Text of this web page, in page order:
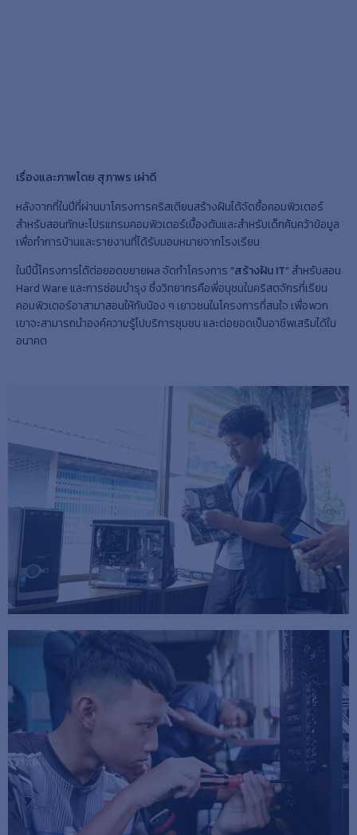
เรื่องและภาพโดย สุภาพร เผ่าดี
หลังจากที่ในปีที่ผ่านมาโครงการคริสเตียนสร้างฝันได้จัดซื้อคอมพิวเตอร์
สำหรับสอนทักษะโปรแกรมคอมพิวเตอร์เบื้องต้นและสำหรับเด็กค้นคว้าข้อมูล
เพื่อทำการบ้านและรายงานที่ได้รับมอบหมายจากโรงเรียน
ในปีนี้โครงการได้ต่อยอดขยายผล จัดทำโครงการ “สร้างฝัน IT”สำหรับสอน
Hard Ware และการซ่อมบำรุง ซึ่งวิทยากรคือพี่อนุชนในคริสตจักรที่เรียน
คอมพิวเตอร์อาสามาสอนให้กับน้อง ๆ เยาวชนในโครงการที่สนใจ เพื่อพวก
เขาจะสามารถนำองค์ความรู้ไปบริการชุมชน และต่อยอดเป็นอาชีพเสริมได้ใน
อนาคต